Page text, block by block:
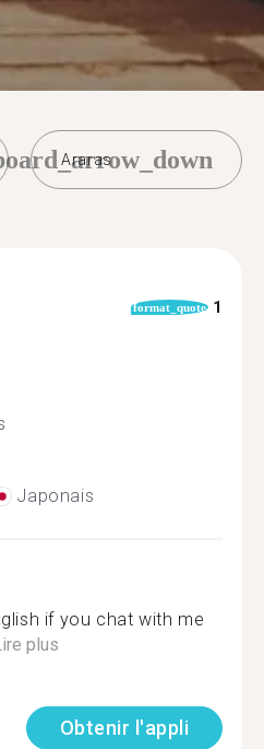
Araras
format_quote 1
Japonais
if you chat with me
plus
Obtenir l'appli